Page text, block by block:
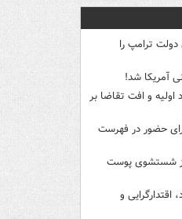
دولت ترامپ را
آمریکا شد!
اولیه و افت تقاضا بر
برای حضور در فهرست
شستشوی پوست
و